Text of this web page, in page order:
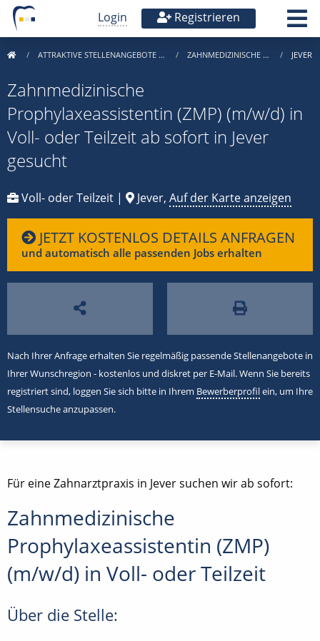
Login Registrieren
ATTRAKTIVE STELLENANGEBOTE … ZAHNMEDIZINISCHE … JEVER
Zahnmedizinische
Prophylaxeassistentin (ZMP) (m/w/d) in
Voll- oder Teilzeit ab sofort in Jever
gesucht
Voll- oder Teilzeit | Jever, Auf der Karte anzeigen
JETZT KOSTENLOS DETAILS ANFRAGEN
und automatisch alle passenden Jobs erhalten
Nach Ihrer Anfrage erhalten Sie regelmäßig passende Stellenangebote in
Ihrer Wunschregion - kostenlos und diskret per E-Mail. Wenn Sie bereits
registriert sind, loggen Sie sich bitte in Ihrem Bewerberprofilein, um Ihre
Stellensuche anzupassen.
Für eine Zahnarztpraxis in Jever suchen wir ab sofort:
Zahnmedizinische
Prophylaxeassistentin (ZMP)
(m/w/d) in Voll- oder Teilzeit
Über die Stelle: